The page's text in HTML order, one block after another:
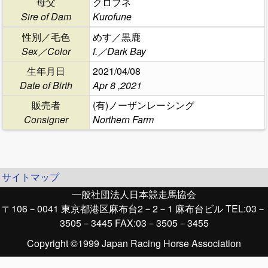
Sire of Dam
Kurofune
性別／毛色
Sex／Color
めす／黒鹿
f.／Dark Bay
生年月日
Date of Birth
2021/04/08
Apr 8 ,2021
販売者
Consigner
(有)ノーザンレーシング
Northern Farm
サイトマップ
一般社団法人日本競走馬協会
〒106－0041 東京都港区麻布台2－2－1 麻布台ビル TEL:03－
3505－3445 FAX:03－3505－3455
Copyright ©1999 Japan Racing Horse Association